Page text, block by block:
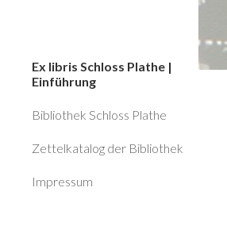
Ex libris Schloss Plathe |
Einführung
Bibliothek Schloss Plathe
Zettelkatalog der Bibliothek
Impressum